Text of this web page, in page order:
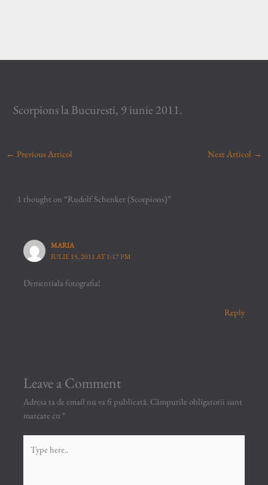
Scorpions la Bucuresti, 9 iunie 2011.
← Previous Articol Next Articol →
1 thought on “Rudolf Schenker (Scorpions)”
MARIA
IULIE 15, 2011 AT 1:17 PM
Dementiala fotografia!
Reply
Leave a Comment
Adresa ta de email nu va fi publicată. Câmpurile obligatorii sunt
marcate cu *
here..